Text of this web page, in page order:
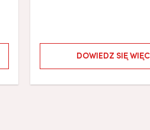
DOWIEDZ SIĘ